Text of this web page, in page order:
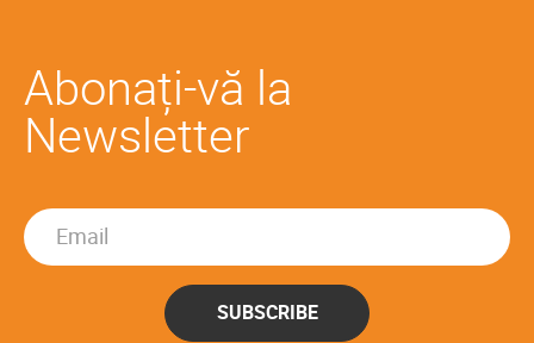
Abonați-vă la
Newsletter
SUBSCRIBE